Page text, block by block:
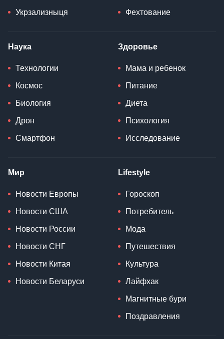
Укрзализныця Фехтование
Наука
Технологии
Космос
Биология
Дрон
Смартфон
Здоровье
Мама и ребенок
Питание
Диета
Психология
Исследование
Мир
Новости Европы
Новости США
Новости России
Новости СНГ
Новости Китая
Новости Беларуси
Lifestyle
Гороскоп
Потребитель
Мода
Путешествия
Культура
Лайфхак
Магнитные бури
Поздравления